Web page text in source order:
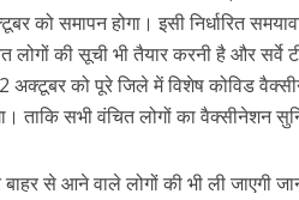
को समापन होगा। इसी निर्धारित
लोगों की सूची भी तैयार करनी है और सर्वे
अक्टूबर को पूरे जिले में विशेष कोविड
ताकि सभी वंचित लोगों का वैक्सीनेशन
से आने वाले लोगों की भी ली जाएगी